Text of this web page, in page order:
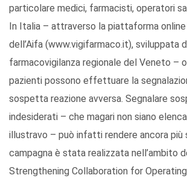
particolare medici, farmacisti, operatori
In Italia – attraverso la piattaforma
dell’Aifa (www.vigifarmaco.it), sviluppata
farmacovigilanza regionale del Veneto –
pazienti possono effettuare la
sospetta reazione avversa. Segnalare
indesiderati – che magari non siano
illustravo – può infatti rendere ancora più
campagna è stata realizzata nell’ambito
Strengthening Collaboration for Operating